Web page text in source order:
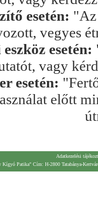
esetén: "Az
vegyes
esetén:
vagy
esetén:
előtt
Adatkezelési
Kígyó Patika" Cím: H-2800 Tatabánya-